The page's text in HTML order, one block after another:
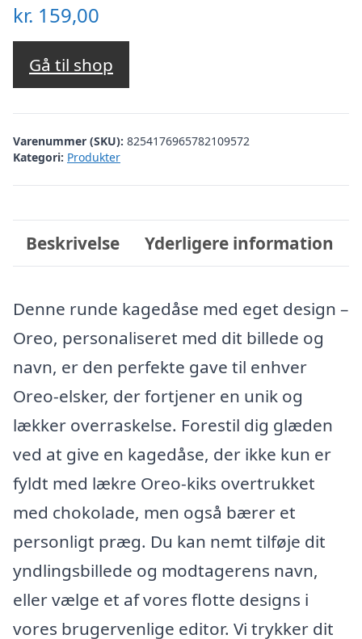
kr. 159,00
Gå til shop
Varenummer (SKU): 8254176965782109572
Kategori: Produkter
Beskrivelse Yderligere information
Denne runde kagedåse med eget design –
Oreo, personaliseret med dit billede og
navn, er den perfekte gave til enhver
Oreo-elsker, der fortjener en unik og
lækker overraskelse. Forestil dig glæden
ved at give en kagedåse, der ikke kun er
fyldt med lækre Oreo-kiks overtrukket
med chokolade, men også bærer et
personligt præg. Du kan nemt tilføje dit
yndlingsbillede og modtagerens navn,
eller vælge et af vores flotte designs i
vores brugervenlige editor. Vi trykker dit